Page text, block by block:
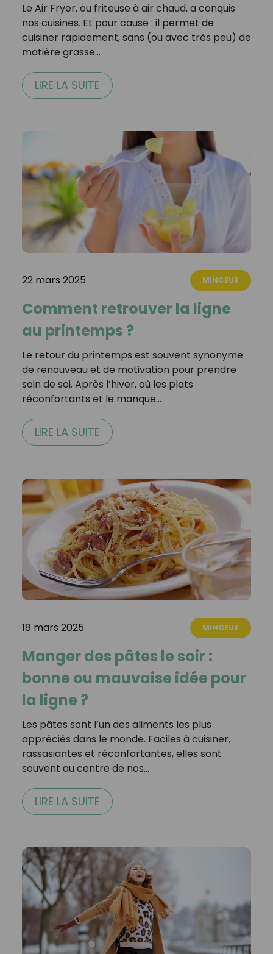
Le Air Fryer, ou friteuse à air chaud, a conquis
nos cuisines. Et pour cause : il permet de
cuisiner rapidement, sans (ou avec très peu) de
matière grasse…
LIRE LA SUITE
22 mars 2025 MINCEUR
Comment retrouver la ligne
au printemps ?
Le retour du printemps est souvent synonyme
de renouveau et de motivation pour prendre
soin de soi. Après l’hiver, où les plats
réconfortants et le manque…
LIRE LA SUITE
18 mars 2025 MINCEUR
Manger des pâtes le soir :
bonne ou mauvaise idée pour
la ligne ?
Les pâtes sont l’un des aliments les plus
appréciés dans le monde. Faciles à cuisiner,
rassasiantes et réconfortantes, elles sont
souvent au centre de nos…
LIRE LA SUITE